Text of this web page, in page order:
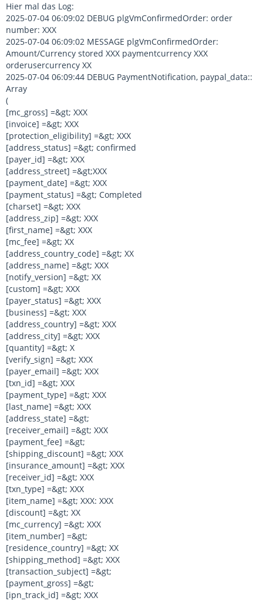
Hier mal das Log:
2025-07-04 06:09:02 DEBUG plgVmConfirmedOrder: order
number: XXX
2025-07-04 06:09:02 MESSAGE plgVmConfirmedOrder:
Amount/Currency stored XXX paymentcurrency XXX
orderusercurrency XX
2025-07-04 06:09:44 DEBUG PaymentNotification, paypal_data::
Array
(
[mc_gross] =&gt; XXX
[invoice] =&gt; XXX
[protection_eligibility] =&gt; XXX
[address_status] =&gt; confirmed
[payer_id] =&gt; XXX
[address_street] =&gt;XXX
[payment_date] =&gt; XXX
[payment_status] =&gt; Completed
[charset] =&gt; XXX
[address_zip] =&gt; XXX
[first_name] =&gt; XXX
[mc_fee] =&gt; XX
[address_country_code] =&gt; XX
[address_name] =&gt; XXX
[notify_version] =&gt; XX
[custom] =&gt; XXX
[payer_status] =&gt; XXX
[business] =&gt; XXX
[address_country] =&gt; XXX
[address_city] =&gt; XXX
[quantity] =&gt; X
[verify_sign] =&gt; XXX
[payer_email] =&gt; XXX
[txn_id] =&gt; XXX
[payment_type] =&gt; XXX
[last_name] =&gt; XXX
[address_state] =&gt;
[receiver_email] =&gt; XXX
[payment_fee] =&gt;
[shipping_discount] =&gt; XXX
[insurance_amount] =&gt; XXX
[receiver_id] =&gt; XXX
[txn_type] =&gt; XXX
[item_name] =&gt; XXX: XXX
[discount] =&gt; XX
[mc_currency] =&gt; XXX
[item_number] =&gt;
[residence_country] =&gt; XX
[shipping_method] =&gt; XXX
[transaction_subject] =&gt;
[payment_gross] =&gt;
[ipn_track_id] =&gt; XXX